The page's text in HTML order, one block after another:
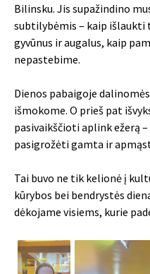
Bilinsku. Jis supažindino
subtilybėmis – kaip
gyvūnus ir augalus, kaip
nepastebime.
Dienos pabaigoje
išmokome. O prieš pat
pasivaikščioti aplink ežerą
pasigrožėti gamta ir
Tai buvo ne tik kelionė į
kūrybos bei bendrystės
dėkojame visiems, kurie